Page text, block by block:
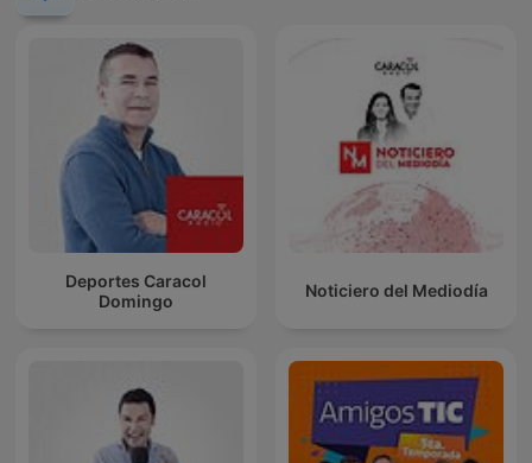
Deportes Caracol
Domingo
Noticiero del Mediodía